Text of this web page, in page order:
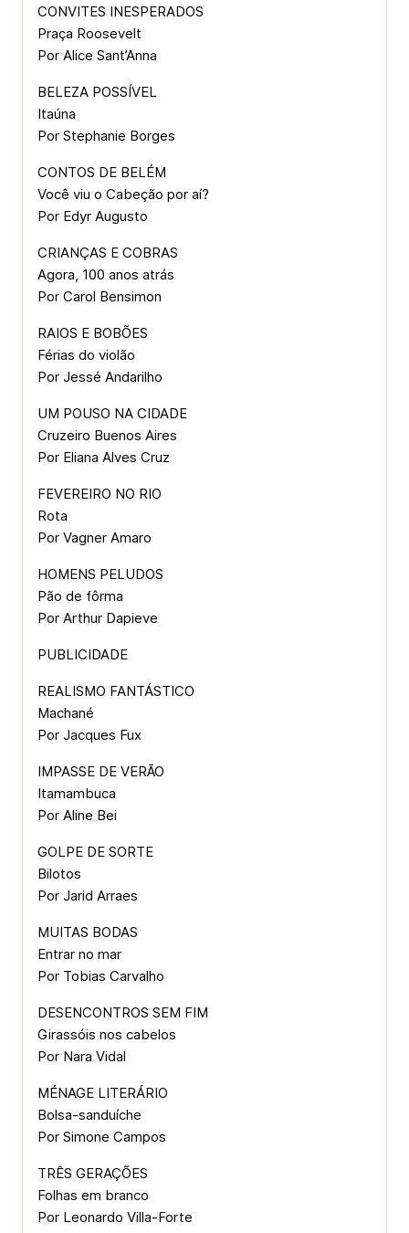
CONVITES INESPERADOS
Praça Roosevelt
Por Alice Sant’Anna
BELEZA POSSÍVEL
Itaúna
Por Stephanie Borges
CONTOS DE BELÉM
Você viu o Cabeção por aí?
Por Edyr Augusto
CRIANÇAS E COBRAS
Agora, 100 anos atrás
Por Carol Bensimon
RAIOS E BOBÕES
Férias do violão
Por Jessé Andarilho
UM POUSO NA CIDADE
Cruzeiro Buenos Aires
Por Eliana Alves Cruz
FEVEREIRO NO RIO
Rota
Por Vagner Amaro
HOMENS PELUDOS
Pão de fôrma
Por Arthur Dapieve
PUBLICIDADE
REALISMO FANTÁSTICO
Machané
Por Jacques Fux
IMPASSE DE VERÃO
Itamambuca
Por Aline Bei
GOLPE DE SORTE
Bilotos
Por Jarid Arraes
MUITAS BODAS
Entrar no mar
Por Tobias Carvalho
DESENCONTROS SEM FIM
Girassóis nos cabelos
Por Nara Vidal
MÉNAGE LITERÁRIO
Bolsa-sanduíche
Por Simone Campos
TRÊS GERAÇÕES
Folhas em branco
Por Leonardo Villa-Forte